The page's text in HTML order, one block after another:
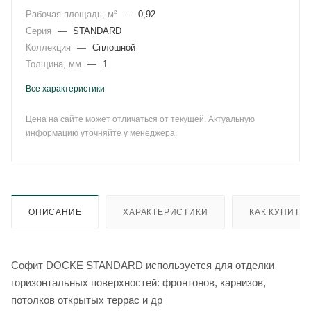
Рабочая площадь, м² — 0,92
Серия
— STANDARD
Коллекция
— Сплошной
Толщина, мм
— 1
Все характеристики
Цена на сайте может отличаться от текущей. Актуальную
информацию уточняйте у менеджера.
ОПИСАНИЕ ХАРАКТЕРИСТИКИ КАК КУПИТЬ
Софит DOCKE STANDARD используется для отделки
горизонтальных поверхностей: фронтонов, карнизов,
потолков открытых террас и др